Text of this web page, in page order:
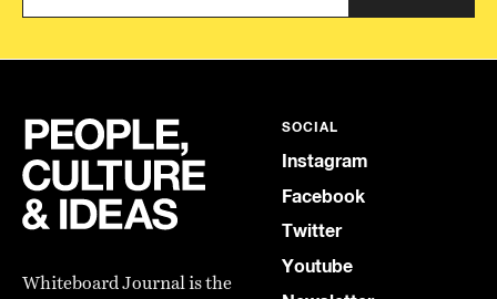
Whiteboard Journal is the
SOCIAL
Instagram
Facebook
Twitter
Youtube